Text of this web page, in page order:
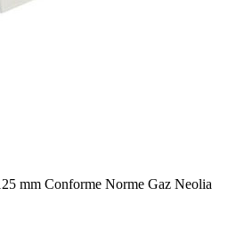
mm Conforme Norme Gaz Neolia